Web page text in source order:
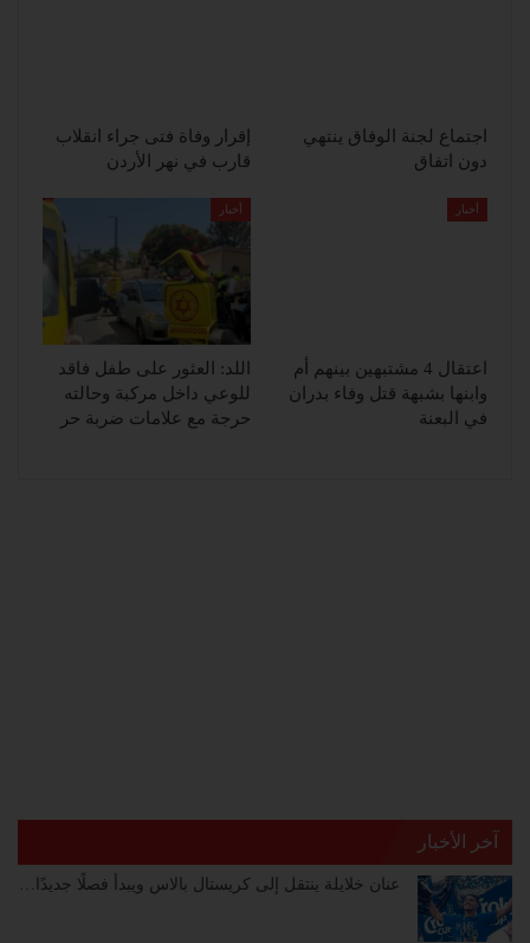
اجتماع لجنة الوفاق ينتهي
دون اتفاق
إقرار وفاة فتى جراء انقلاب
قارب في نهر الأردن
أخبار
اعتقال 4 مشتبهين بينهم أم
وابنها بشبهة قتل وفاء بدران
في البعنة
أخبار
اللد: العثور على طفل فاقد
للوعي داخل مركبة وحالته
حرجة مع علامات ضربة حر
آخر الأخبار
عنان خلايلة ينتقل إلى كريستال بالاس ويبدأ فصلًا جديدًا…